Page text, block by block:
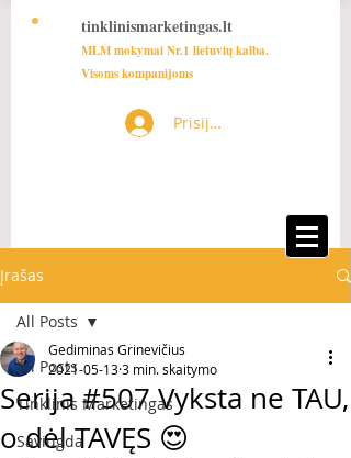
tinklinismarketingas.lt
MLM mokymai Nr.1 lietuvių kalba.
Visoms kompanijoms
Prisijungti
Įrašas
All Posts
Tinklinis Marketingas
Saviugda
All Posts
Serija #507 Vyksta ne TAU,
o dėl TAVĘS 😍
Gediminas Grinevičius
2021-05-133 min. skaitymo